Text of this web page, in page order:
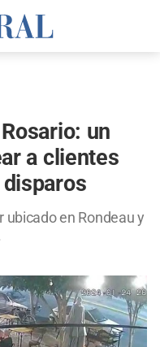
un
a clientes
ubicado en Rondeau y